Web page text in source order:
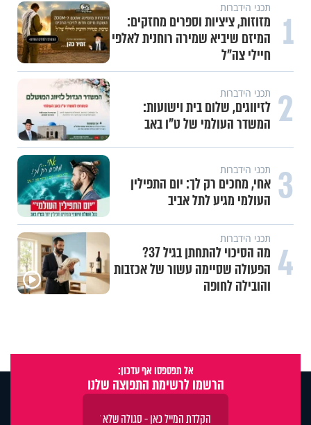
1 תכני הידברות
מזוזות, ציציות וספרים מחזקים:
המיזם שיביא שמירה רוחנית לאלפי
חיילי צה"ל
2 תכני הידברות
לזיווגים, שלום בית וישועות:
המשדר העולמי של ט"ו באב
3 תכני הידברות
אחי, מחכים רק לך: יום התפילין
העולמי מגיע לתל אביב
4 תכני הידברות
מה הסיכוי להתחתן בגיל 37?
הפעולה שסיימה עשור של אכזבות
והובילה לחופה
אל תפספסו אף עדכון:
הרשמו לרשימת התפוצה שלנו